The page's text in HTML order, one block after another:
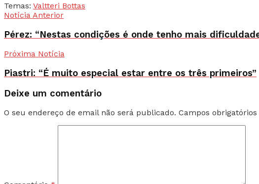
Temas: Valtteri Bottas
Notícia Anterior
Pérez: “Nestas condições é onde tenho mais
Próxima Notícia
Piastri: “É muito especial estar entre os três primeiros”
Deixe um comentário
O seu endereço de email não será publicado. Campos